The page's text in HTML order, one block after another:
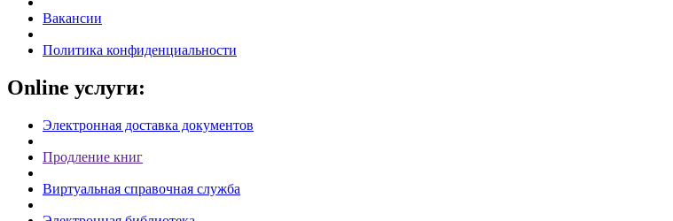
Вакансии
Политика конфиденциальности
Online услуги:
Электронная доставка документов
Продление книг
Виртуальная справочная служба